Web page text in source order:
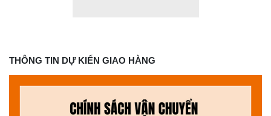
THÔNG TIN DỰ KIẾN GIAO HÀNG